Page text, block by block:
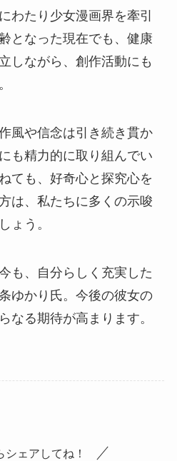
わたり少女漫画界を牽引
となった現在でも、健康
しながら、創作活動にも
風や信念は引き続き貫か
も精力的に取り組んでい
ても、好奇心と探究心を
は、私たちに多くの示唆
ょう。
も、自分らしく充実した
ゆかり氏。今後の彼女の
なる期待が高まります。
シェアしてね！